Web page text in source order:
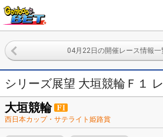
04月22日の開催レース情報一
シリーズ展望 大垣競輪Ｆ１
大垣競輪
西日本カップ・サテライト姫路賞